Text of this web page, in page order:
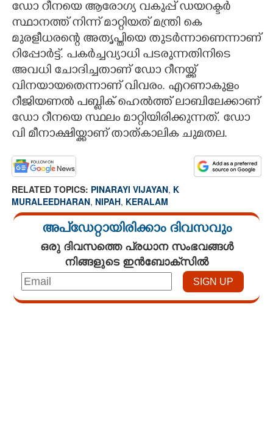
ഡോ റീനയെ ആരോഗ്യ വകുപ്പ് ഡയറക്ട‌ർ
സ്ഥാനത്ത് നിന്ന് മാറ്റിയത് മന്ത്രി കെ
മുരളീധരന്റെ അതൃപ്തിയെ തുടര്‍ന്നാണെന്നാണ്
റിപ്പോർട്ട്. പകര്‍ച്ചവ്യാധി പടരുന്നതിനിടെ
അവധി ചോദിച്ചതാണ് ഡോ റീനയ്ക്ക്
വിനയായതെന്നാണ് വിവരം. എറണാകുളം
റീജിയണല്‍ പബ്ലിക് ഹെല്‍ത്ത് ലാബിലേക്കാണ്
ഡോ റീനയെ സ്ഥലം മാറ്റിയിരിക്കുന്നത്. ഡോ
വി മീനാക്ഷിയ്ക്കാണ് താത്കാലിക ചുമതല.
RELATED TOPICS: PINARAYI VIJAYAN, K
MURALEEDHARAN, NIPAH, KERALAM
അപ്ഡേറ്റായിരിക്കാം ദിവസവും
ഒരു ദിവസത്തെ പ്രധാന സംഭവങ്ങൾ
നിങ്ങളുടെ ഇൻബോക്സിൽ